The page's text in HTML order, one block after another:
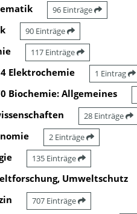
96 Einträge
90 Einträge
117 Einträge
Elektrochemie 1 Eintrag
Biochemie: Allgemeines
28 Einträge
2 Einträge
135 Einträge
Umweltschutz
707 Einträge